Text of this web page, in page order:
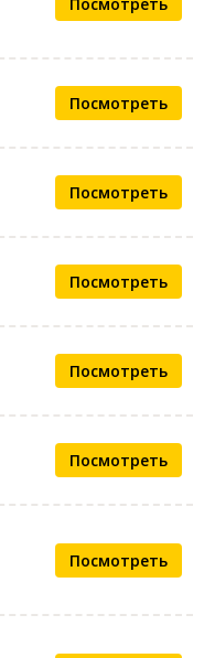
Посмотреть
Посмотреть
Посмотреть
Посмотреть
Посмотреть
Посмотреть